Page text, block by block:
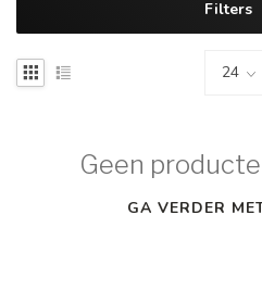
Filters
Geen
GA VERDER